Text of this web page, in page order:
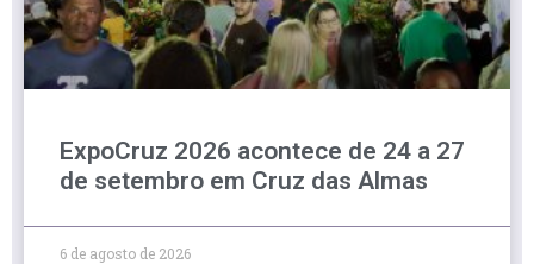
ExpoCruz 2026 acontece de 24 a 27
de setembro em Cruz das Almas
6 de agosto de 2026